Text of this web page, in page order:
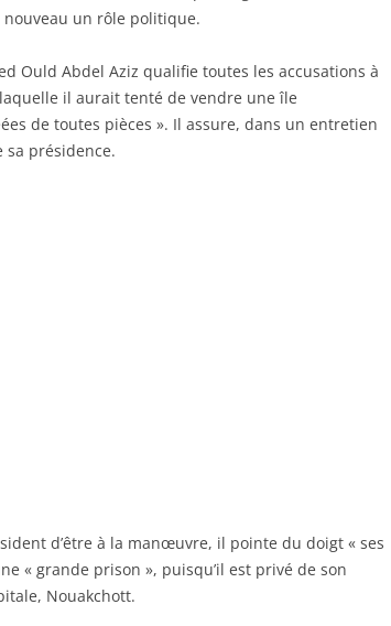
nouveau un rôle politique.
Ould Abdel Aziz qualifie toutes les accusations à
il aurait tenté de vendre une île
de toutes pièces ». Il assure, dans un entretien
sa présidence.
d’être à la manœuvre, il pointe du doigt « ses
« grande prison », puisqu’il est privé de son
Nouakchott.